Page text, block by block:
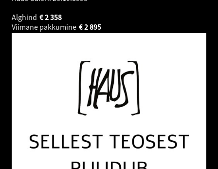
Alghind
2 358
€
Viimane pakkumine
2 895
€